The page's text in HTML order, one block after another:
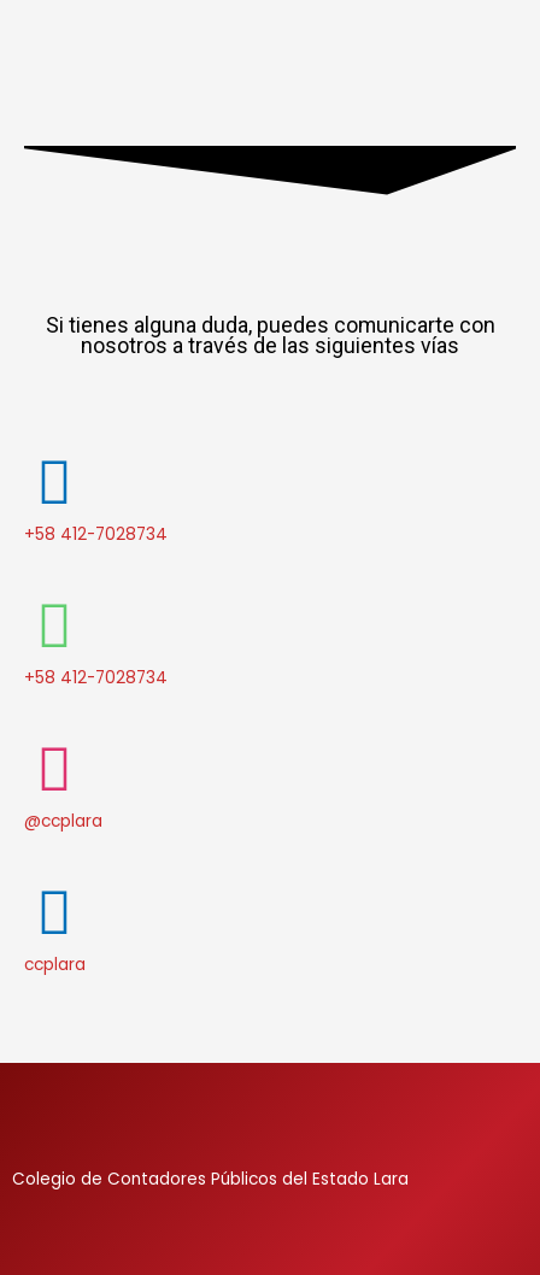
Si tienes alguna duda, puedes comunicarte con
nosotros a través de las siguientes vías
+58 412-7028734
+58 412-7028734
@ccplara
ccplara
Colegio de Contadores Públicos del Estado Lara